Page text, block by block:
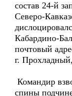
состав 24-й
Северо-
Кабардино-
почтовый
г.
Командир
спины